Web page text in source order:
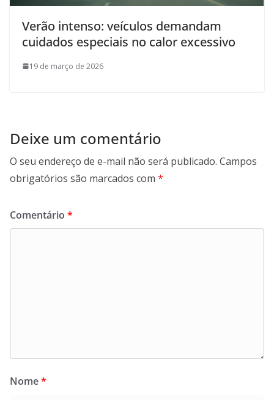
Verão intenso: veículos demandam
cuidados especiais no calor excessivo
19 de março de 2026
Deixe um comentário
O seu endereço de e-mail não será publicado. Campos
obrigatórios são marcados com *
Comentário *
Nome*